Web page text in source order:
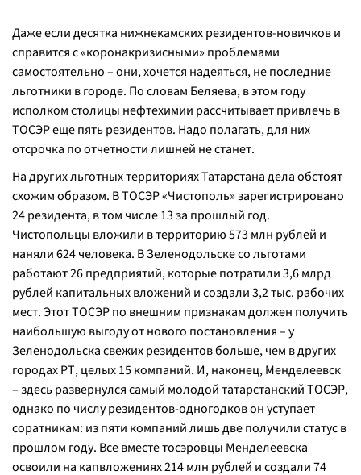
Даже если десятка нижнекамских резидентов-новичков и
справится с «коронакризисными» проблемами
самостоятельно – они, хочется надеяться, не последние
льготники в городе. По словам Беляева, в этом году
исполком столицы нефтехимии рассчитывает привлечь в
ТОСЭР еще пять резидентов. Надо полагать, для них
отсрочка по отчетности лишней не станет.
На других льготных территориях Татарстана дела обстоят
схожим образом. В ТОСЭР «Чистополь» зарегистрировано
24 резидента, в том числе 13 за прошлый год.
Чистопольцы вложили в территорию 573 млн рублей и
наняли 624 человека. В Зеленодольске со льготами
работают 26 предприятий, которые потратили 3,6 млрд
рублей капитальных вложений и создали 3,2 тыс. рабочих
мест. Этот ТОСЭР по внешним признакам должен получить
наибольшую выгоду от нового постановления – у
Зеленодольска свежих резидентов больше, чем в других
городах РТ, целых 15 компаний. И, наконец, Менделеевск
– здесь развернулся самый молодой татарстанский ТОСЭР,
однако по числу резидентов-одногодков он уступает
соратникам: из пяти компаний лишь две получили статус в
прошлом году. Все вместе тосэровцы Менделеевска
освоили на капвложениях 214 млн рублей и создали 74